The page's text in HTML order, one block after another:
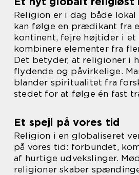
Religion er i dag både lokal
kan følge en prædikant fra
kontinent, fejre højtider i et
kombinere elementer fra
Det betyder, at religioner i
flydende og påvirkelige.
blander spiritualitet fra
stedet for at følge én fast
Et spejl på vores tid
Religion i en globaliseret
på vores tid: forbundet,
af hurtige udvekslinger.
religioner skaber